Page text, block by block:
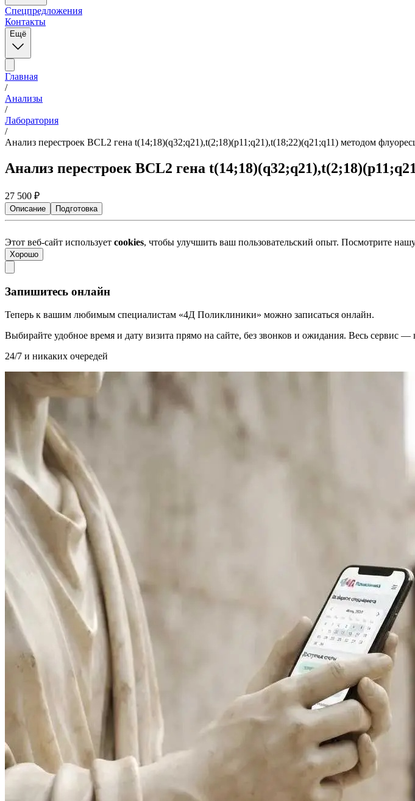
Спецпредложения
Контакты
Ещё
Главная
/
Анализы
/
Лаборатория
/
Анализ перестроек BCL2 гена t(14;18)(q32;q21),t(2;18)(p11;q21),t(18;22)(q21;q11) методом
Анализ перестроек BCL2 гена
27 500 ₽
Описание Подготовка
Этот веб-сайт использует cookies, чтобы улучшить ваш пользовательский опыт. Посмотрите
Хорошо
Запишитесь онлайн
Теперь к вашим любимым специалистам «4Д Поликлиники» можно записаться онлайн.
Выбирайте удобное время и дату визита прямо на сайте, без звонков и ожидания. Весь сервис
24/7 и никаких очередей